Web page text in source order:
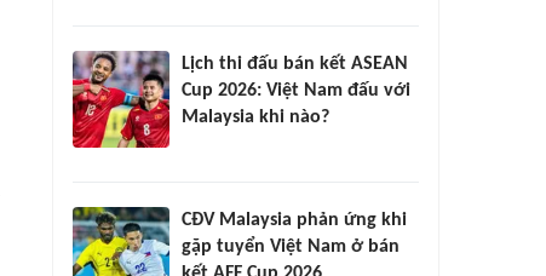
Lịch thi đấu bán kết ASEAN
Cup 2026: Việt Nam đấu với
Malaysia khi nào?
CĐV Malaysia phản ứng khi
gặp tuyển Việt Nam ở bán